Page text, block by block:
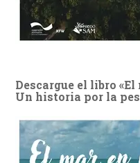
Descargue el libro
Un historia por la